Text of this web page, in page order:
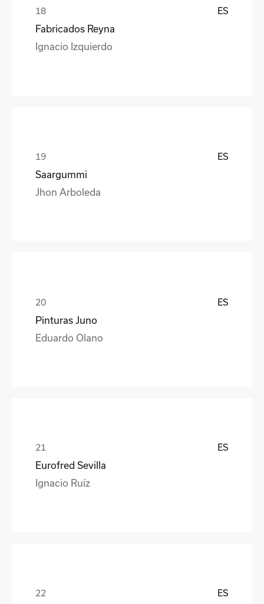
ES
Fabricados Reyna
Ignacio Izquierdo
ES
Saargummi
Jhon Arboleda
ES
Pinturas Juno
Eduardo Olano
ES
Eurofred Sevilla
Ignacio Ruíz
ES